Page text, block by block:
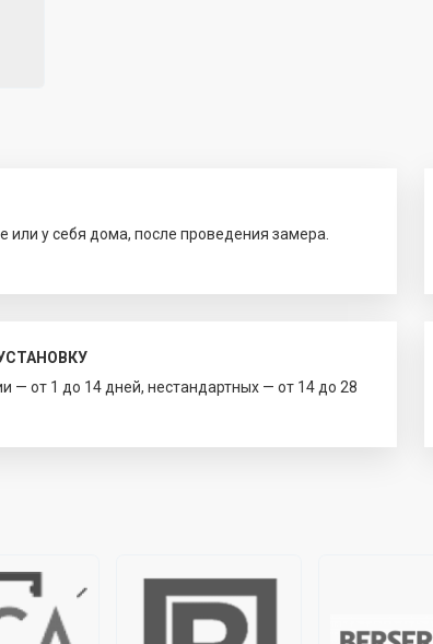
у себя дома, после проведения замера.
— от 1 до 14 дней, нестандартных — от 14 до 28